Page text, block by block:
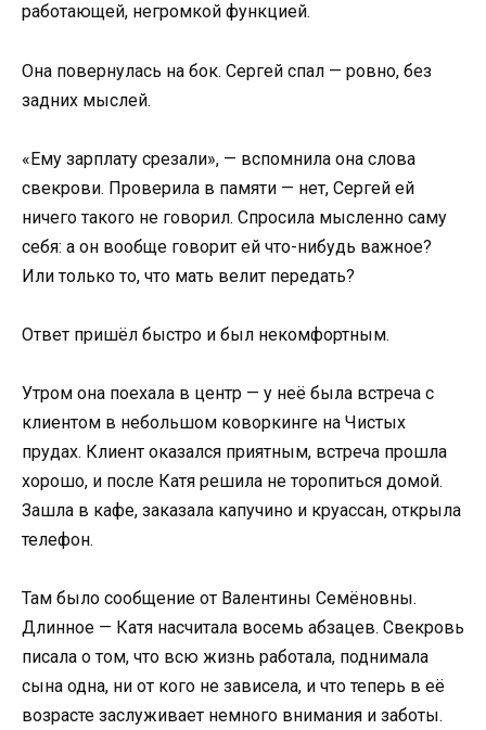
работающей, негромкой функцией.
Она повернулась на бок. Сергей спал — ровно, без
задних мыслей.
«Ему зарплату срезали», — вспомнила она слова
свекрови. Проверила в памяти — нет, Сергей ей
ничего такого не говорил. Спросила мысленно саму
себя: а он вообще говорит ей что-нибудь важное?
Или только то, что мать велит передать?
Ответ пришёл быстро и был некомфортным.
Утром она поехала в центр — у неё была встреча с
клиентом в небольшом коворкинге на Чистых
прудах. Клиент оказался приятным, встреча прошла
хорошо, и после Катя решила не торопиться домой.
Зашла в кафе, заказала капучино и круассан, открыла
телефон.
Там было сообщение от Валентины Семёновны.
Длинное — Катя насчитала восемь абзацев. Свекровь
писала о том, что всю жизнь работала, поднимала
сына одна, ни от кого не зависела, и что теперь в её
возрасте заслуживает немного внимания и заботы.